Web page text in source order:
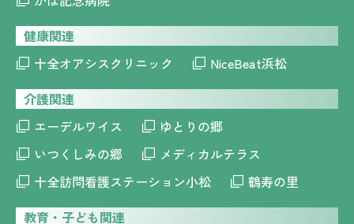
健康関連
十全オアシスクリニック
NiceBeat浜松
介護関連
エーデルワイス
ゆとりの郷
いつくしみの郷
メディカルテラス
十全訪問看護ステーション小松
鶴寿の里
教育・子ども関連